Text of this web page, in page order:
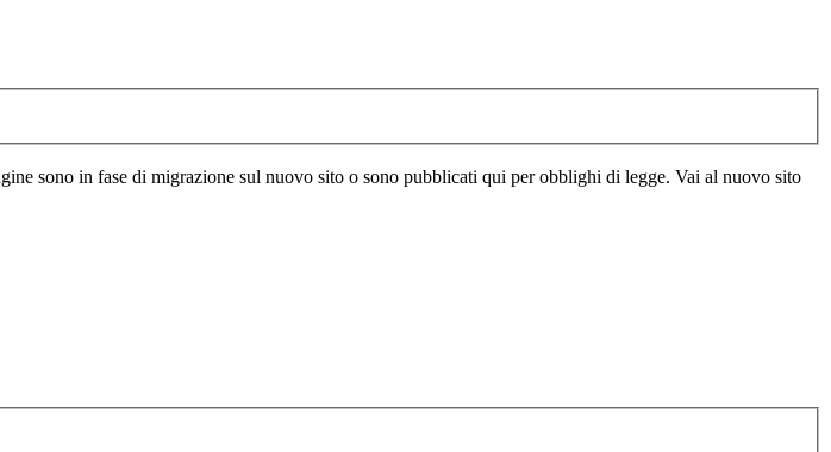
sono in fase di migrazione sul nuovo sito o sono pubblicati qui per obblighi di legge. Vai al nuovo sito